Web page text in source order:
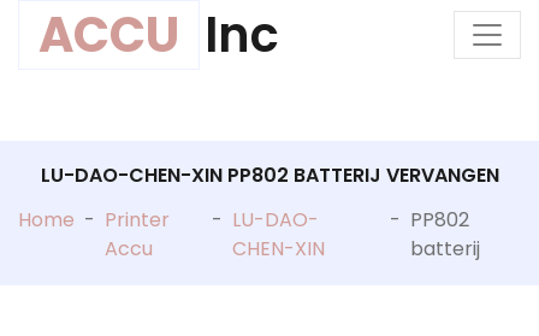
ACCU Inc
LU-DAO-CHEN-XIN PP802 BATTERIJ VERVANGEN
Home - Printer
Accu
- LU-DAO-
CHEN-XIN
- PP802
batterij